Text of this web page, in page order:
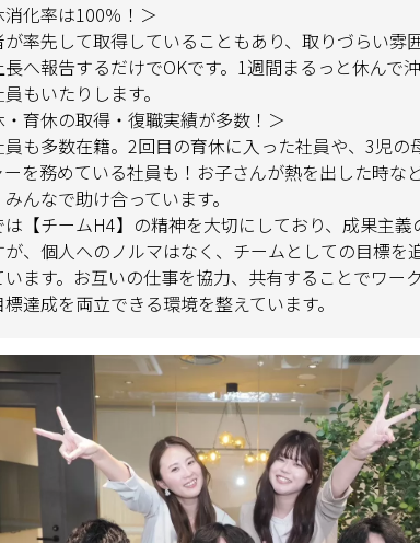
消化率は100％！＞
率先して取得していることもあり、取りづらい雰
長へ報告するだけでOKです。1週間まるっと休んで
もいたりします。
・育休の取得・復職実績が多数！＞
も多数在籍。2回目の育休に入った社員や、3児の
ーを務めている社員も！お子さんが熱を出した時な
んなで助け合っています。
は【チームH4】の精神を大切にしており、成果主義
が、個人へのノルマはなく、チームとしての目標を
います。お互いの仕事を協力、共有することでワー
標達成を両立できる環境を整えています。